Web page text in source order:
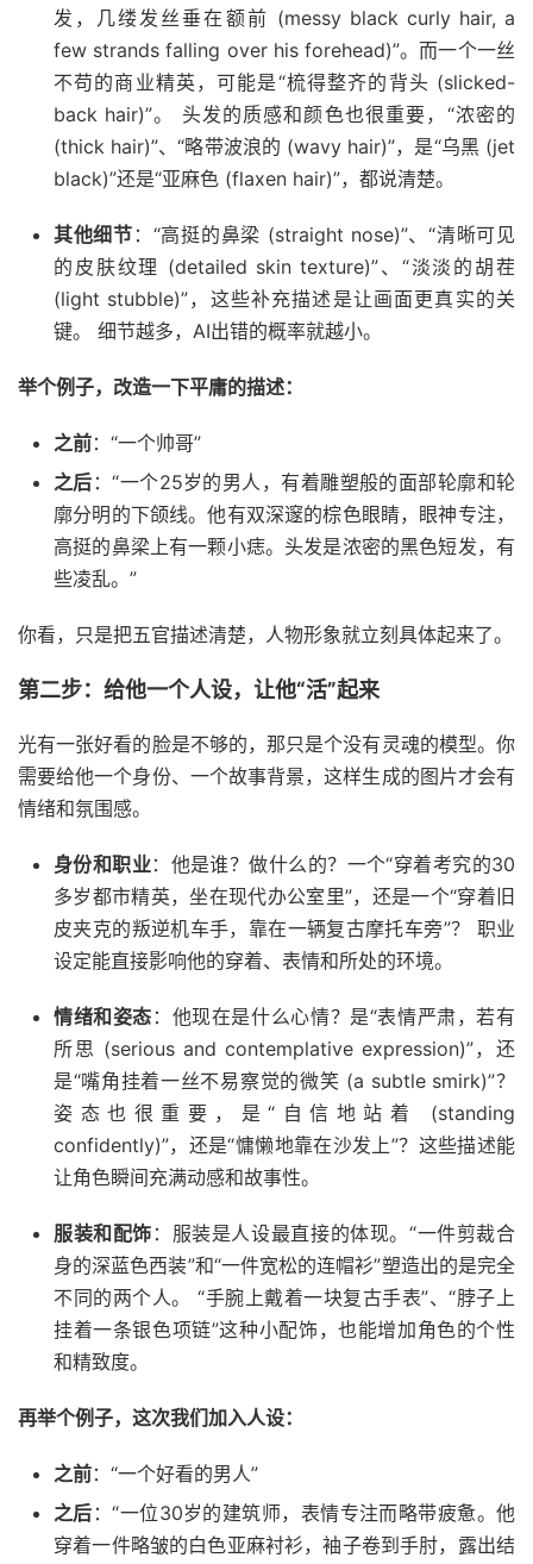
发，几缕发丝垂在额前 (messy black curly hair, a
few strands falling over his forehead)”。而一个一丝
不苟的商业精英，可能是“梳得整齐的背头 (slicked-
back hair)”。 头发的质感和颜色也很重要，“浓密的
(thick hair)”、“略带波浪的 (wavy hair)”，是“乌黑 (jet
black)”还是“亚麻色 (flaxen hair)”，都说清楚。
其他细节 ：“高挺的鼻梁 (straight nose)”、“清晰可见
的皮肤纹理 (detailed skin texture)”、“淡淡的胡茬
(light stubble)”，这些补充描述是让画面更真实的关
键。 细节越多，AI出错的概率就越小。
举个例子，改造一下平庸的描述：
之前：“一个帅哥”
之后 ：“一个25岁的男人，有着雕塑般的面部轮廓和轮
廓分明的下颌线。他有双深邃的棕色眼睛，眼神专注，
高挺的鼻梁上有一颗小痣。头发是浓密的黑色短发，有
些凌乱。”
你看，只是把五官描述清楚，人物形象就立刻具体起来了。
第二步：给他一个人设，让他“活”起来
光有一张好看的脸是不够的，那只是个没有灵魂的模型。你
需要给他一个身份、一个故事背景，这样生成的图片才会有
情绪和氛围感。
身份和职业：他是谁？做什么的？一个“穿着考究的30
多岁都市精英，坐在现代办公室里”，还是一个“穿着旧
皮夹克的叛逆机车手，靠在一辆复古摩托车旁”？ 职业
设定能直接影响他的穿着、表情和所处的环境。
情绪和姿态 ：他现在是什么心情？是“表情严肃，若有
所思 (serious and contemplative expression)”，还
是“嘴角挂着一丝不易察觉的微笑 (a subtle smirk)”？
姿态也很重要，是“自信地站着 (standing
confidently)”，还是“慵懒地靠在沙发上”？这些描述能
让角色瞬间充满动感和故事性。
服装和配饰 ：服装是人设最直接的体现。“一件剪裁合
身的深蓝色西装”和“一件宽松的连帽衫”塑造出的是完全
不同的两个人。 “手腕上戴着一块复古手表”、“脖子上
挂着一条银色项链”这种小配饰，也能增加角色的个性
和精致度。
再举个例子，这次我们加入人设：
之前：“一个好看的男人”
之后 ：“一位30岁的建筑师，表情专注而略带疲惫。他
穿着一件略皱的白色亚麻衬衫，袖子卷到手肘，露出结